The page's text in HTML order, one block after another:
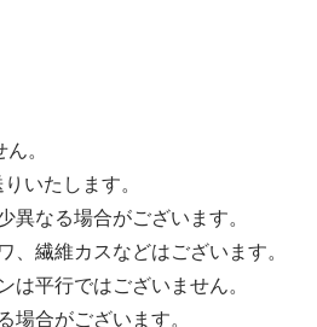
。
いたします。
なる場合がございます。
繊維カスなどはございます。
平行ではございません。
合がございます。